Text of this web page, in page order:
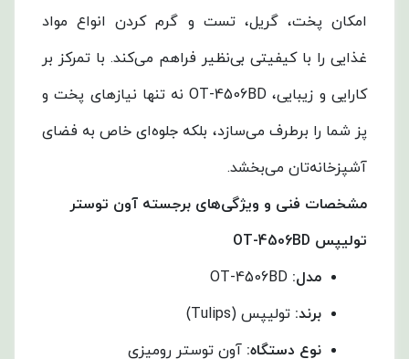
امکان پخت، گریل، تست و گرم کردن انواع مواد
غذایی را با کیفیتی بی‌نظیر فراهم می‌کند. با تمرکز بر
کارایی و زیبایی، OT-4506BD نه تنها نیازهای پخت و
پز شما را برطرف می‌سازد، بلکه جلوه‌ای خاص به فضای
آشپزخانه‌تان می‌بخشد.
مشخصات فنی و ویژگی‌های برجسته آون توستر
تولیپس
مدل:
OT-4506BD
برند: تولیپس (Tulips)
نوع دستگاه: آون توستر رومیزی